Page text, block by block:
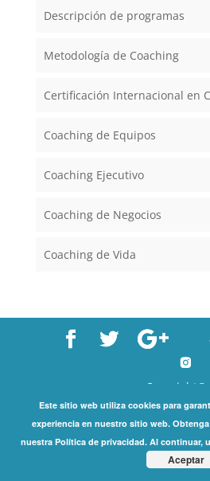
Descripción de programas
Metodología de Coaching
Certificación Internacional en
Coaching de Equipos
Coaching Ejecutivo
Coaching de Negocios
Coaching de Vida
Copyright©
2026 International Coaching
Reserved |Privacy Policy
Este sitio web utiliza cookies para
experiencia en nuestro sitio web.
nuestra Política de privacidad. Al continuar,
Aceptar